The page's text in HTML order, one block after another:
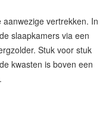
vertrekken. In
slaapkamers via een
Stuk voor stuk
kwasten is boven een